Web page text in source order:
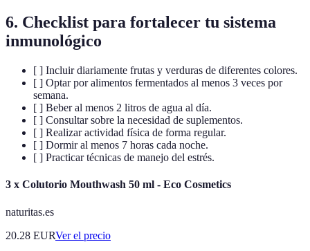
6. Checklist para fortalecer tu sistema
inmunológico
[ ] Incluir diariamente frutas y verduras de diferentes colores.
[ ] Optar por alimentos fermentados al menos 3 veces por
semana.
[ ] Beber al menos 2 litros de agua al día.
[ ] Consultar sobre la necesidad de suplementos.
[ ] Realizar actividad física de forma regular.
[ ] Dormir al menos 7 horas cada noche.
[ ] Practicar técnicas de manejo del estrés.
3 x Colutorio Mouthwash 50 ml - Eco Cosmetics
naturitas.es
20.28 EURVer el precio